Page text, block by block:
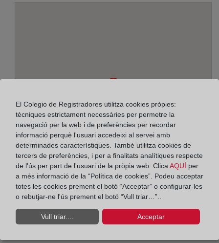
Adreça:
Paseo de Lorenzo Serra, 4 - 2º, 8921
El Colegio de Registradores utilitza cookies pròpies:
tècniques estrictament necessàries per permetre la
navegació per la web i de preferències per recordar
informació perquè l'usuari accedeixi al servei amb
determinades característiques. També utilitza cookies de
tercers de preferències, i per a finalitats analítiques respecte
de l'ús per part de l'usuari de la pròpia web. ClicaAQUÍ per
a més informació de la “Política de cookies”. Podeu acceptar
totes les cookies prement el botó “Acceptar” o configurar-les
o rebutjar-ne l'ús prement el botó “Vull triar…”..
Vull triar.... Acceptar